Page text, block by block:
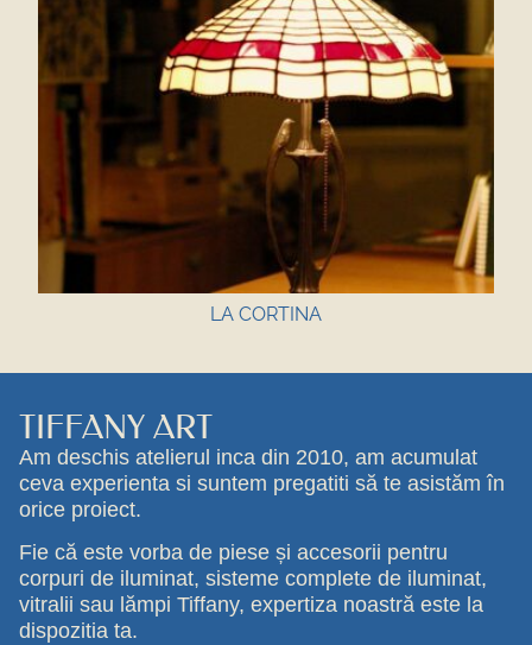
LA CORTINA
TIFFANY ART
Am deschis atelierul inca din 2010, am acumulat
ceva experienta si suntem pregatiti să te asistăm în
orice proiect.
Fie că este vorba de piese și accesorii pentru
corpuri de iluminat, sisteme complete de iluminat,
vitralii sau lămpi Tiffany, expertiza noastră este la
dispozitia ta.